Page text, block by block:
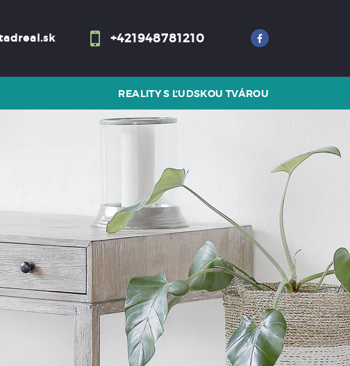
+421948781210
REALITY S ĽUDSKOU TVÁROU